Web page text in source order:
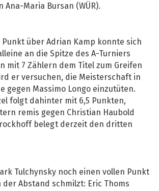
Ana-Maria Bursan (WÜR).
Punkt über Adrian Kamp konnte sich
an die Spitze des A-Turniers
mit 7 Zählern dem Titel zum Greifen
er versuchen, die Meisterschaft in
gegen Massimo Longo einzutüten.
folgt dahinter mit 6,5 Punkten,
remis gegen Christian Haubold
belegt derzeit den dritten
Tulchynsky noch einen vollen Punkt
der Abstand schmilzt: Eric Thoms